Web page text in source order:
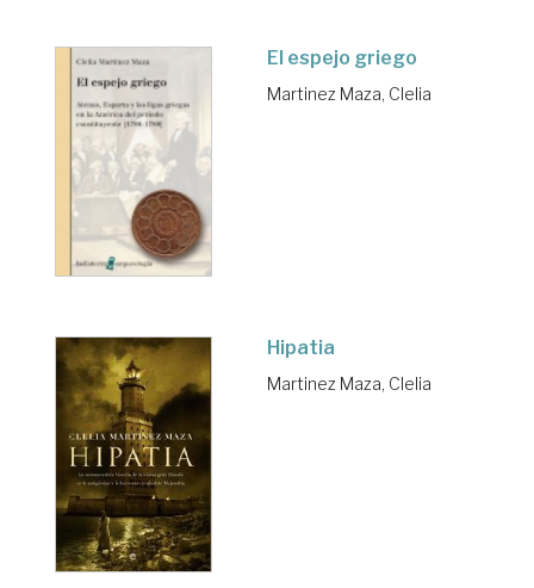
El espejo griego
Martinez Maza, Clelia
Hipatia
Martinez Maza, Clelia